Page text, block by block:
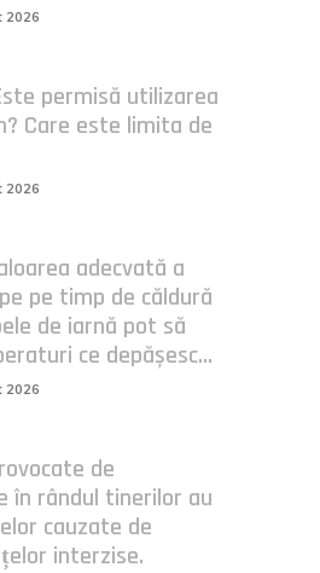
2026
permisă utilizarea
Care este limita de
2026
adecvată a
pe timp de căldură
de iarnă pot să
ce depășesc...
2026
de
în rândul tinerilor au
cauzate de
interzise.